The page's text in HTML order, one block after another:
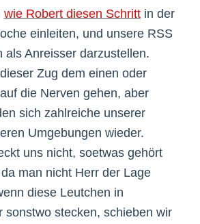
wie Robert diesen Schrittin der
einleiten, und unsere RSS
als Anreisser darzustellen.
Zug dem einen oder
die Nerven gehen, aber
sich zahlreiche unserer
Umgebungen wieder.
uns nicht, soetwas gehört
man nicht Herr der Lage
diese Leutchen in
sonstwo stecken, schieben wir